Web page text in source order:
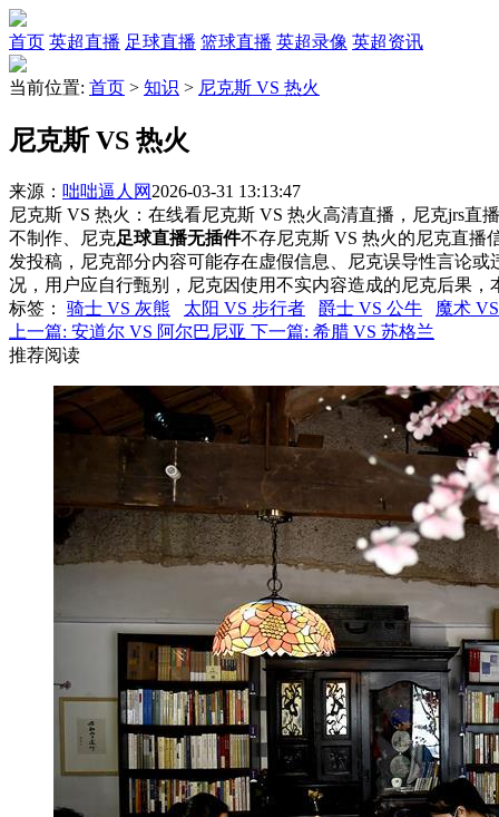
首页 英超直播 足球直播 篮球直播 英超录像 英超资讯
当前位置: 首页 > 知识 > 尼克斯 VS 热火
尼克斯 VS 热火
来源： 咄咄逼人网 2026-03-31 13:13:47
尼克斯 VS 热火：在线看尼克斯 VS 热火高清直播，尼克jrs直
不制作、尼克足球直播无插件不存尼克斯 VS 热火的尼克直播
发投稿，尼克部分内容可能存在虚假信息、尼克误导性言论
况，用户应自行甄别，尼克因使用不实内容造成的尼克后果，
标签 ： 骑士 VS 灰熊 太阳 VS 步行者 爵士 VS 公牛
魔术
上一篇: 安道尔 VS 阿尔巴尼亚 下一篇: 希腊 VS 苏格兰
推荐阅读